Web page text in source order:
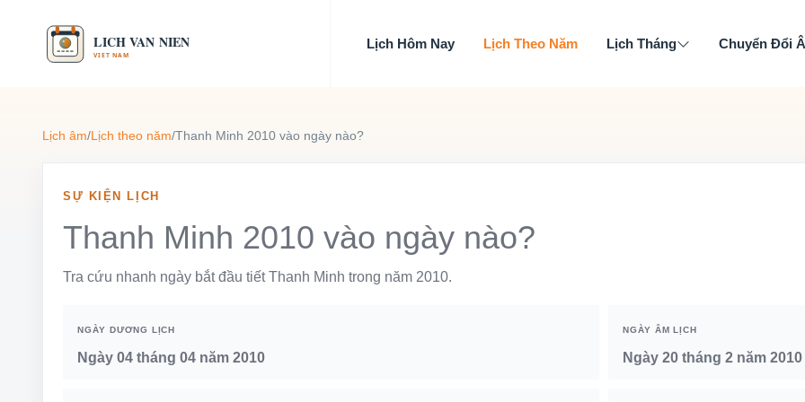
Lịch Hôm Nay Lịch Theo Năm Lịch Tháng Chuyển Đổi
Lịch âm/Lịch theo năm/Thanh Minh 2010 vào ngày nào?
SỰ KIỆN LỊCH
Thanh Minh 2010 vào ngày nào?
Tra cứu nhanh ngày bắt đầu tiết Thanh Minh trong năm 2010.
NGÀY DƯƠNG LỊCH
Ngày 04 tháng 04 năm 2010
NGÀY ÂM LỊCH
Ngày 20 tháng 2 năm 2010